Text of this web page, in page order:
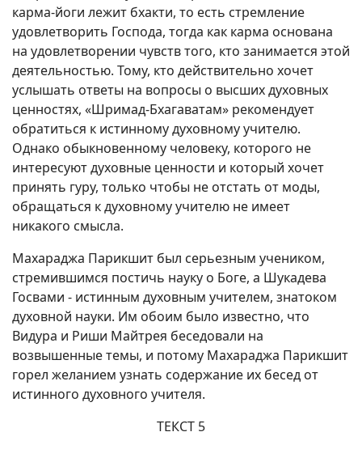
карма-йоги лежит бхакти, то есть стремление
удовлетворить Господа, тогда как карма основана
на удовлетворении чувств того, кто занимается этой
деятельностью. Тому, кто действительно хочет
услышать ответы на вопросы о высших духовных
ценностях, «Шримад-Бхагаватам» рекомендует
обратиться к истинному духовному учителю.
Однако обыкновенному человеку, которого не
интересуют духовные ценности и который хочет
принять гуру, только чтобы не отстать от моды,
обращаться к духовному учителю не имеет
никакого смысла.
Махараджа Парикшит был серьезным учеником,
стремившимся постичь науку о Боге, а Шукадева
Госвами - истинным духовным учителем, знатоком
духовной науки. Им обоим было известно, что
Видура и Риши Майтрея беседовали на
возвышенные темы, и потому Махараджа Парикшит
горел желанием узнать содержание их бесед от
истинного духовного учителя.
ТЕКСТ 5